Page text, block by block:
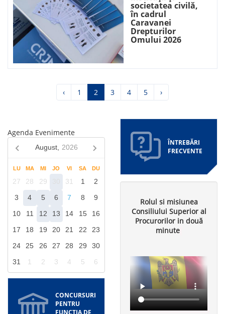
societatea civilă,
în cadrul
Caravanei
Drepturilor
Omului 2026
Pagina
anterioară
‹ Pagina
1
Pagina
curentă
2 Pagina
3 Pagina
4 Pagina
5
Pagina
următoare
›
Agenda Evenimente
August, 2026
LU MA MI JO VI SA DU
27 28 29 31 1
2
3
4 5 6 7 8
9
10
11 12 13 14 15
16
17
18 19 20 21 22
23
24
25 26 27 28 29
30
31
1 2 3 4 5 6
CONCURSURI
PENTRU
FUNCȚIA DE
ÎNTREBĂRI
FRECVENTE
Rolul si misiunea
Consiliului Superior al
Procurorilor in două
minute